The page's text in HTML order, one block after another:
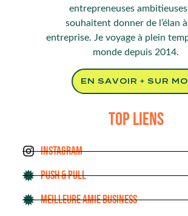
entrepreneuses
souhaitent donner de l’élan
entreprise. Je voyage à plein
monde depuis 2014.
EN SAVOIR + SUR
TOP LIENS
INSTAGRAM
PUSH & PULL
MEILLEURE AMIE BUSINESS